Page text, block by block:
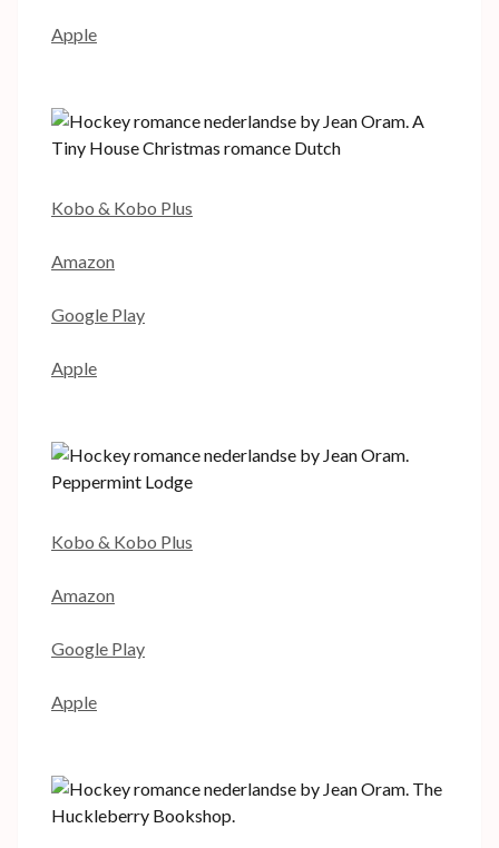
Apple
Kobo & Kobo Plus
Amazon
Google Play
Apple
Kobo & Kobo Plus
Amazon
Google Play
Apple